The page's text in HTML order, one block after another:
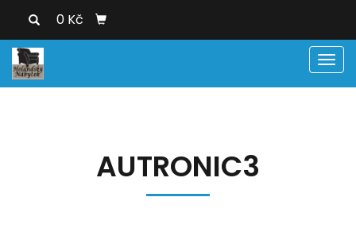
0 Kč
AUTRONIC3